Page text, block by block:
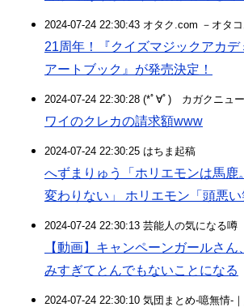
2024-07-24 22:30:43 オタク.com －オタコ
21周年！『クイズマジックアカ
アートブック』が発売決定！
2024-07-24 22:30:28 (*ﾟ∀ﾟ)ゞカガクニュ
ワイのクレカの請求額www
2024-07-24 22:30:25 はちま起稿
へずまりゅう「ホリエモンは馬鹿
変わりない」 ホリエモン「頭悪い
2024-07-24 22:30:13 芸能人の気になる噂
【動画】キャンペーンガールさ
みすぎてとんでもないことになる
2024-07-24 22:30:10 気団まとめ-噫無情-